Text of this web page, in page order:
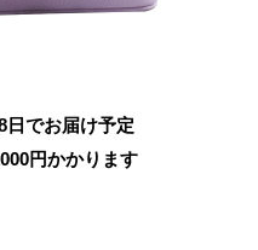
日でお届け予定
円かかります